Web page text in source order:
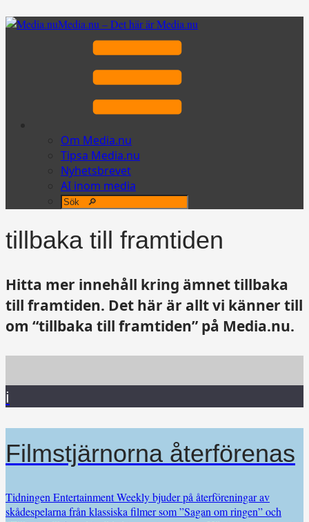
Media.nu – Det här är Media.nu
Om Media.nu
Tipsa Media.nu
Nyhetsbrevet
AI inom media
tillbaka till framtiden
Hitta mer innehåll kring ämnet tillbaka
till framtiden. Det här är allt vi känner till
om “tillbaka till framtiden” på Media.nu.
i
Filmstjärnorna återförenas
Tidningen Entertainment Weekly bjuder på återföreningar av
skådespelarna från klassiska filmer som ”Sagan om ringen” och